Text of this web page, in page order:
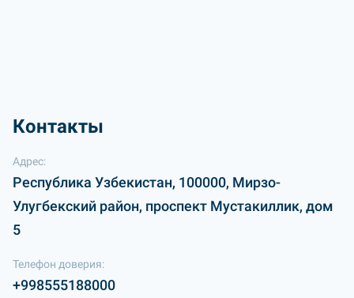
Контакты
Адрес:
Республика Узбекистан, 100000, Мирзо-
Улугбекский район, проспект Мустакиллик, дом
5
Телефон доверия:
+998555188000